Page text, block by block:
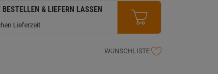
BESTELLEN & LIEFERN LASSEN
Lieferzeit
WUNSCHLISTE